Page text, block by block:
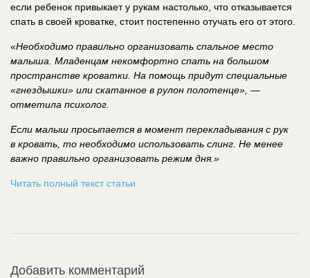
если ребенок привыкает у рукам настолько, что отказывается
спать в своей кроватке, стоит постепенно отучать его от этого.
«Необходимо правильно организовать спальное место
малыша. Младенцам некомфортно спать на большом
пространстве кроватки. На помощь придут специальные
«гнездышки» или скатанное в рулон полотенце», —
отметила психолог.
Если малыш просыпается в момент перекладывания с рук
в кровать, то необходимо использовать слинг. Не менее
важно правильно организовать режим дня.»
Читать полный текст статьи
Добавить комментарий